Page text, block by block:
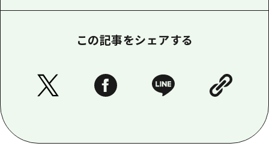
この記事をシェアする